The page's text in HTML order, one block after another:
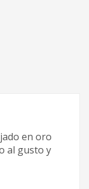
en oro
al gusto y